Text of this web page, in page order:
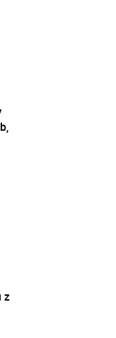
z